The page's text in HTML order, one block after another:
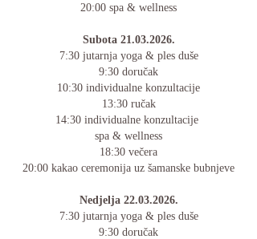
20:00 spa & wellness
Subota 21.03.2026.
7:30 jutarnja yoga & ples duše
9:30 doručak
10:30 individualne konzultacije
13:30 ručak
14:30 individualne konzultacije
spa & wellness
18:30 večera
20:00 kakao ceremonija uz šamanske bubnjeve
Nedjelja 22.03.2026.
7:30 jutarnja yoga & ples duše
9:30 doručak